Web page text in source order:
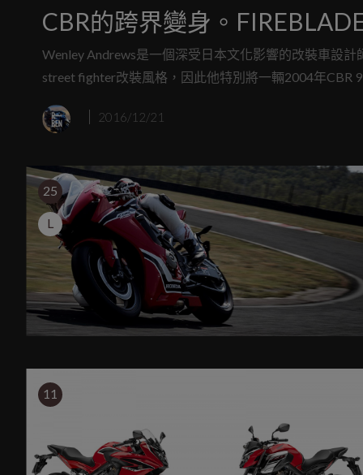
CBR的跨界變身。
Wenley Andrews是一個深受日本文化影響的改裝車設
street fighter改裝風格，因此他特別將一輛2004年CBR
2016/12/21
25
L
11